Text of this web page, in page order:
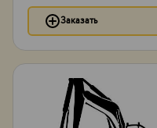
Заказать